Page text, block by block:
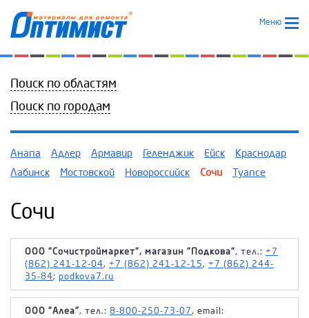
Меню
Поиск по областям
Поиск по городам
Анапа Адлер Армавир Геленджик Ейск
Краснодар
Лабинск
Мостовской Новороссийск Сочи Туапсе
Сочи
ООО "Сочистроймаркет", магазин "Подкова", тел.: +7
(862) 241-12-04, +7 (862) 241-12-15, +7 (862) 244-
35-84; podkova7.ru
ООО "Алеа", тел.: 8-800-250-73-07, email: